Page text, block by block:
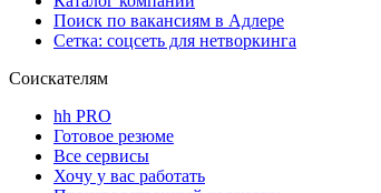
Поиск по вакансиям в Адлере
Сетка: соцсеть для нетворкинга
Соискателям
hh PRO
Готовое резюме
Все сервисы
Хочу у вас работать